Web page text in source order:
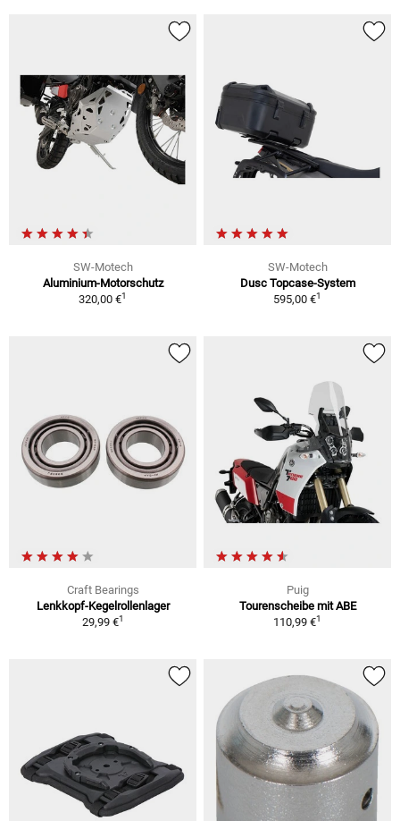
SW-Motech
Aluminium-Motorschutz
320,00 €1
SW-Motech
Dusc Topcase-System
595,00 €1
Craft Bearings
Lenkkopf-Kegelrollenlager
29,99 €1
Puig
Tourenscheibe mit ABE
110,99 €1